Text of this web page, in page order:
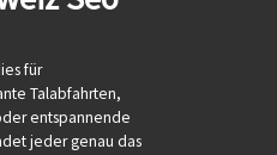
für
Talabfahrten,
entspannende
jeder genau das